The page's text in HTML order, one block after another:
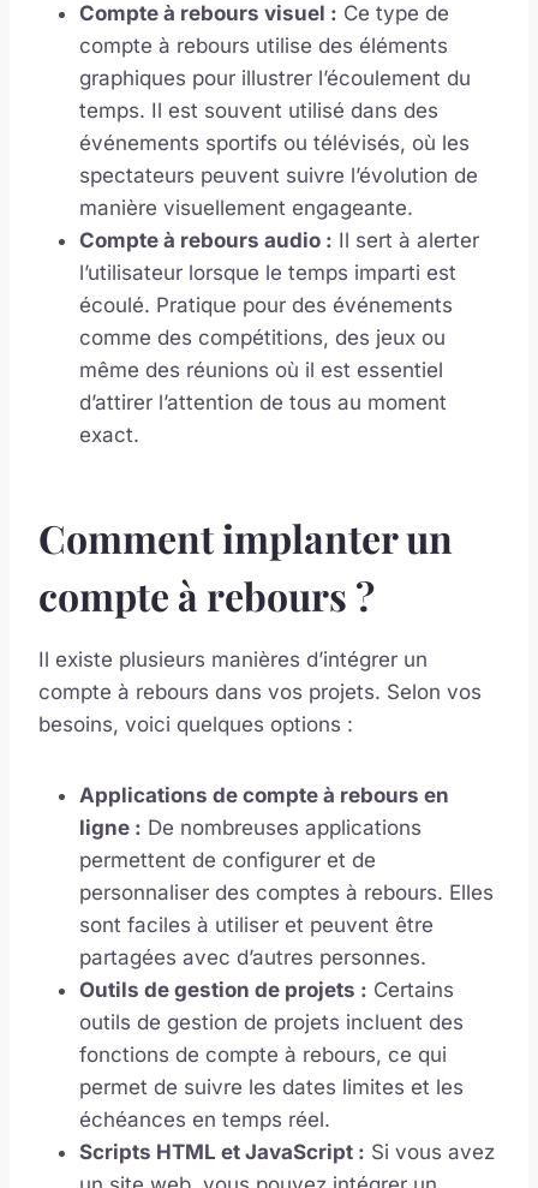
Compte à rebours visuel : Ce type de
compte à rebours utilise des éléments
graphiques pour illustrer l’écoulement du
temps. Il est souvent utilisé dans des
événements sportifs ou télévisés, où les
spectateurs peuvent suivre l’évolution de
manière visuellement engageante.
Compte à rebours audio : Il sert à alerter
l’utilisateur lorsque le temps imparti est
écoulé. Pratique pour des événements
comme des compétitions, des jeux ou
même des réunions où il est essentiel
d’attirer l’attention de tous au moment
exact.
Comment implanter un
compte à rebours ?
Il existe plusieurs manières d’intégrer un
compte à rebours dans vos projets. Selon vos
besoins, voici quelques options :
Applications de compte à rebours en
ligne : De nombreuses applications
permettent de configurer et de
personnaliser des comptes à rebours. Elles
sont faciles à utiliser et peuvent être
partagées avec d’autres personnes.
Outils de gestion de projets : Certains
outils de gestion de projets incluent des
fonctions de compte à rebours, ce qui
permet de suivre les dates limites et les
échéances en temps réel.
Scripts HTML et JavaScript : Si vous avez